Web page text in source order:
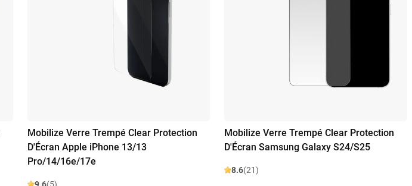
Mobilize Verre Trempé Clear Protection
D'Écran Apple iPhone 13/13
Pro/14/16e/17e
9.6(5)
Mobilize Verre Trempé Clear Protection
D'Écran Samsung Galaxy S24/S25
8.6(21)